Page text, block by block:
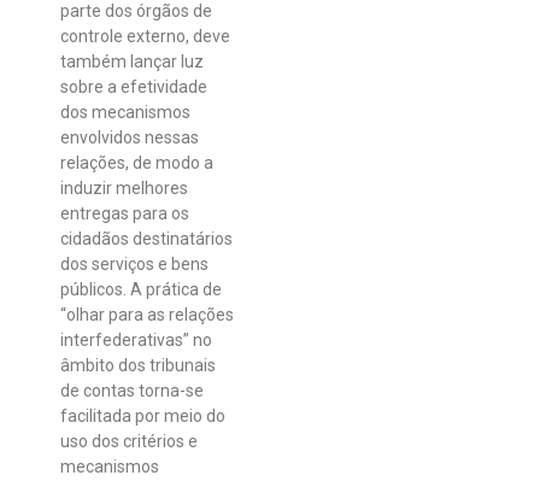
parte dos órgãos de
controle externo, deve
também lançar luz
sobre a efetividade
dos mecanismos
envolvidos nessas
relações, de modo a
induzir melhores
entregas para os
cidadãos destinatários
dos serviços e bens
públicos. A prática de
“olhar para as relações
interfederativas” no
âmbito dos tribunais
de contas torna-se
facilitada por meio do
uso dos critérios e
mecanismos